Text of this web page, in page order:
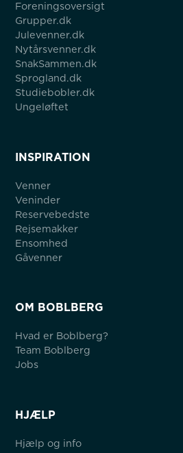
Foreningsoversigt
Grupper.dk
Julevenner.dk
Nytårsvenner.dk
SnakSammen.dk
Sprogland.dk
Studiebobler.dk
Ungeløftet
INSPIRATION
Venner
Veninder
Reservebedste
Rejsemakker
Ensomhed
Gåvenner
OM BOBLBERG
Hvad er Boblberg?
Team Boblberg
Jobs
HJÆLP
Hjælp og info